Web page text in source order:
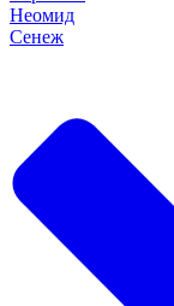
Неомид
Сенеж